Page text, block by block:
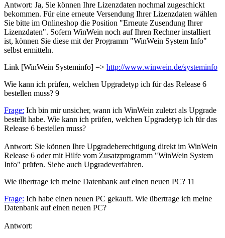
Antwort: Ja, Sie können Ihre Lizenzdaten nochmal zugeschickt
bekommen. Für eine erneute Versendung Ihrer Lizenzdaten wählen
Sie bitte im Onlineshop die Position "Erneute Zusendung Ihrer
Lizenzdaten". Sofern WinWein noch auf Ihren Rechner installiert
ist, können Sie diese mit der Programm "WinWein System Info"
selbst ermitteln.
Link [WinWein Systeminfo] => http://www.winwein.de/systeminfo
Wie kann ich prüfen, welchen Upgradetyp ich für das Release 6
bestellen muss? 9
Frage: Ich bin mir unsicher, wann ich WinWein zuletzt als Upgrade
bestellt habe. Wie kann ich prüfen, welchen Upgradetyp ich für das
Release 6 bestellen muss?
Antwort: Sie können Ihre Upgradeberechtigung direkt im WinWein
Release 6 oder mit Hilfe vom Zusatzprogramm "WinWein System
Info" prüfen. Siehe auch Upgradeverfahren.
Wie übertrage ich meine Datenbank auf einen neuen PC? 11
Frage: Ich habe einen neuen PC gekauft. Wie übertrage ich meine
Datenbank auf einen neuen PC?
Antwort: